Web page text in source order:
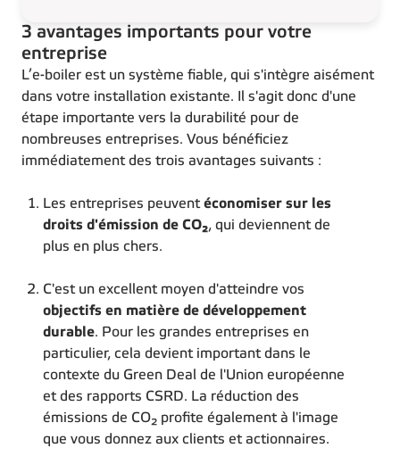
3 avantages importants pour votre
entreprise
L’e-boiler est un système fiable, qui s'intègre aisément
dans votre installation existante. Il s'agit donc d'une
étape importante vers la durabilité pour de
nombreuses entreprises. Vous bénéficiez
immédiatement des trois avantages suivants :
Les entreprises peuvent économiser sur les
droits d'émission de CO₂, qui deviennent de
plus en plus chers.
C'est un excellent moyen d'atteindre vos
objectifs en matière de développement
durable. Pour les grandes entreprises en
particulier, cela devient important dans le
contexte du Green Deal de l'Union européenne
et des rapports CSRD. La réduction des
émissions de CO₂ profite également à l'image
que vous donnez aux clients et actionnaires.